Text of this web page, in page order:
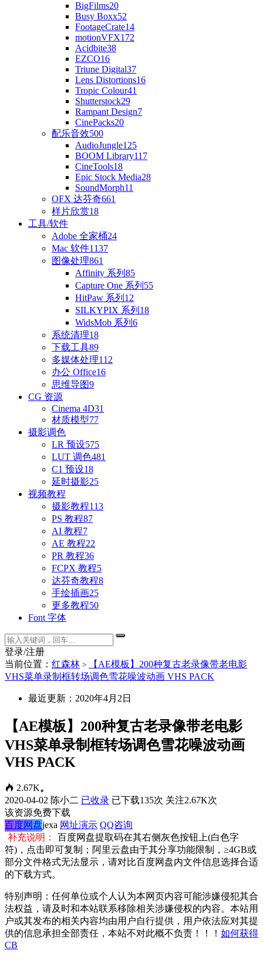
BigFilms20
Busy Boxx52
FootageCrate14
motionVFX172
Acidbite38
EZCO16
Triune Digital37
Lens Distortions16
Tropic Colour41
Shutterstock29
Rampant Design7
CinePacks20
配乐音效500
AudioJungle125
BOOM Library117
CineTools18
Epic Stock Media28
SoundMorph11
OFX 达芬奇661
样片欣赏18
工具/软件
Adobe 全家桶24
Mac 软件1137
图像处理861
Affinity 系列 85
Capture One 系列 55
HitPaw 系列 12
SILKYPIX 系列 18
WidsMob 系列 6
系统清理18
下载工具89
多媒体处理112
办公 Office16
思维导图9
CG 资源
Cinema 4D31
材质模型77
摄影调色
LR 预设575
LUT 调色481
C1 预设18
延时摄影25
视频教程
摄影教程113
PS 教程87
AI 教程7
AE 教程22
PR 教程36
FCPX 教程5
达芬奇教程8
手绘插画25
更多教程50
Font 字体
登录/注册
当前位置： 红森林 >
【AE模板】200种复古老录像带老电影
VHS菜单录制框转场调色雪花噪波动画 VHS PACK
最近更新：2020年4月2日
【AE模板】200种复古老录像带老电影
VHS菜单录制框转场调色雪花噪波动画
VHS PACK
2.67K。
2020-04-02 陈小二 已收录 已下载135次 关注2.67K次
该资源免费下载
百度网盘jexa 网址演示 QQ咨询
补充说明：
百度网盘提取码在其右侧灰色按钮上(白色字
符)，点击即可复制；阿里云盘由于其分享功能限制，≥4GB或
部分文件格式无法显示，请对比百度网盘内文件信息选择合适
的下载方式。
特别声明：任何单位或个人认为本网页内容可能涉嫌侵犯其合
法权益，请及时和本站联系移除相关涉嫌侵权的内容。本站用
户或其发布的相关内容均由用户自行提供，用户依法应对其提
供的信息承担全部责任，本站不对此概不负责！！！ 如何获得
CB